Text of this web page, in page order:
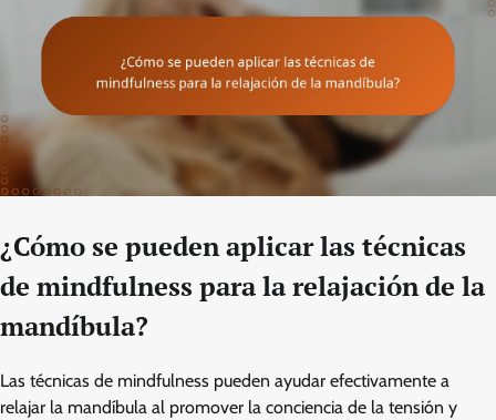
¿Cómo se pueden aplicar las técnicas
de mindfulness para la relajación de la
mandíbula?
Las técnicas de mindfulness pueden ayudar efectivamente a
relajar la mandíbula al promover la conciencia de la tensión y